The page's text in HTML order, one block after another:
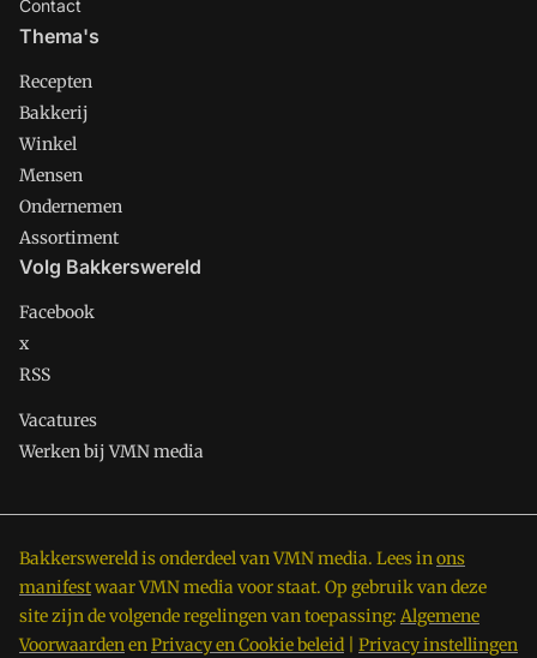
Contact
Thema's
Recepten
Bakkerij
Winkel
Mensen
Ondernemen
Assortiment
Volg Bakkerswereld
Facebook
x
RSS
Vacatures
Werken bij VMN media
Bakkerswereld is onderdeel van VMN media. Lees inons
manifestwaar VMN media voor staat. Op gebruik van deze
site zijn de volgende regelingen van toepassing: Algemene
VoorwaardenenPrivacy en Cookie beleid Privacy instellingen